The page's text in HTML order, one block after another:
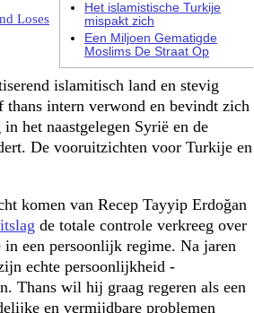
Het islamistische Turkije
mispakt zich
Een Miljoen Gematigde
Moslims De Straat Op
Loses
islamitisch land en stevig
thans intern verwond en bevindt zich
het naastgelegen Syrië en de
De vooruitzichten voor Turkije en
komen van Recep Tayyip Erdoğan
de totale controle verkreeg over
een persoonlijk regime. Na jaren
echte persoonlijkheid -
Thans wil hij graag regeren als een
en vermijdbare problemen